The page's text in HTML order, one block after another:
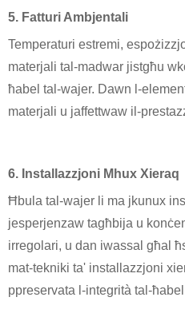
5. Fatturi Ambjentali
Temperaturi estremi,
materjali tal-madwar jistgħu
ħabel tal-wajer. Dawn l-
materjali u jaffettwaw il-
6. Installazzjoni Mhux Xieraq
Ħbula tal-wajer li ma jkunux
jesperjenzaw tagħbija u
irregolari, u dan iwassal għal
mat-tekniki ta' installazzjoni
ppreservata l-integrità tal-